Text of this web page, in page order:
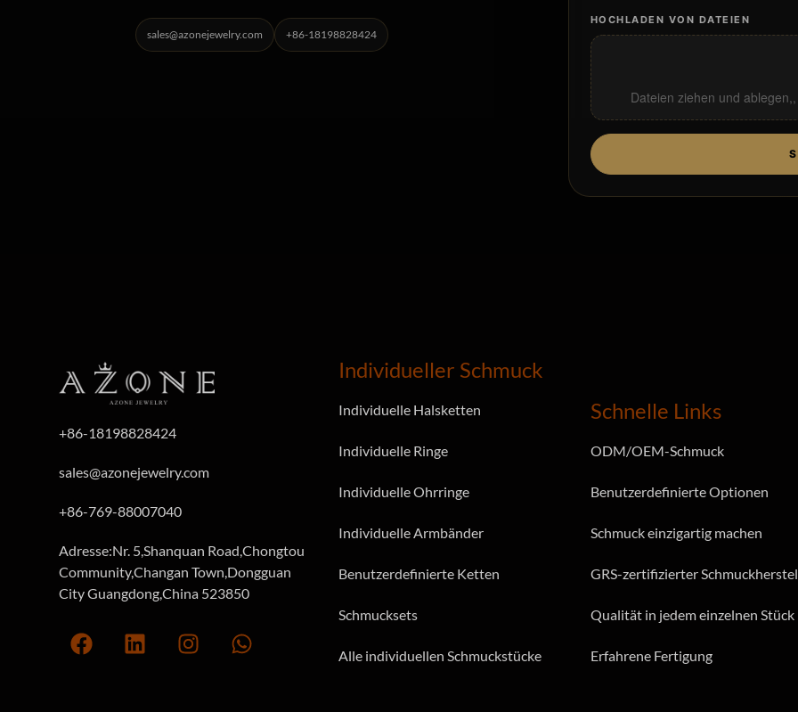
sales@azonejewelry.com +86-18198828424
HOCHLADEN VON DATEIEN
Dateien ziehen und ablegen,,
+86-18198828424
sales@azonejewelry.com
+86-769-88007040
Adresse:Nr. 5,Shanquan Road,Chongtou
Community,Changan Town,Dongguan
City Guangdong,China 523850
Individueller Schmuck
Individuelle Halsketten
Individuelle Ringe
Individuelle Ohrringe
Individuelle Armbänder
Benutzerdefinierte Ketten
Schmucksets
Alle individuellen Schmuckstücke
Schnelle Links
ODM/OEM-Schmuck
Benutzerdefinierte Optionen
Schmuck einzigartig machen
GRS-zertifizierter
Qualität in jedem einzelnen Stück
Erfahrene Fertigung